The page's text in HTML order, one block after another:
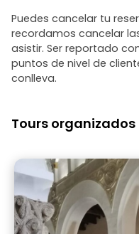
Puedes cancelar tu
recordamos cancelar
asistir. Ser reportado
puntos de nivel de
conlleva.
Tours organizados